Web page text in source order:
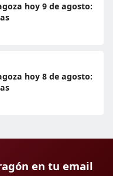
hoy 9 de agosto:
hoy 8 de agosto:
en tu email